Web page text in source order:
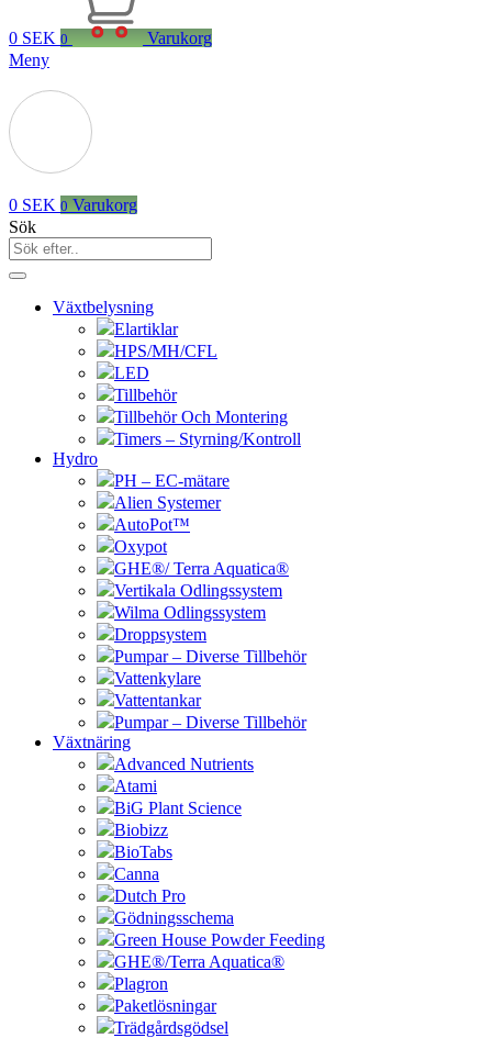
0 SEK 0
Varukorg
Meny
0 SEK 0 Varukorg
Sök
Växtbelysning
Elartiklar
HPS/MH/CFL
LED
Tillbehör
Tillbehör Och Montering
Timers – Styrning/Kontroll
Hydro
PH – EC-mätare
Alien Systemer
AutoPot™
Oxypot
GHE®/ Terra Aquatica®
Vertikala Odlingssystem
Wilma Odlingssystem
Droppsystem
Pumpar – Diverse Tillbehör
Vattenkylare
Vattentankar
Pumpar – Diverse Tillbehör
Växtnäring
Advanced Nutrients
Atami
BiG Plant Science
Biobizz
BioTabs
Canna
Dutch Pro
Gödningsschema
Green House Powder Feeding
GHE®/Terra Aquatica®
Plagron
Paketlösningar
Trädgårdsgödsel